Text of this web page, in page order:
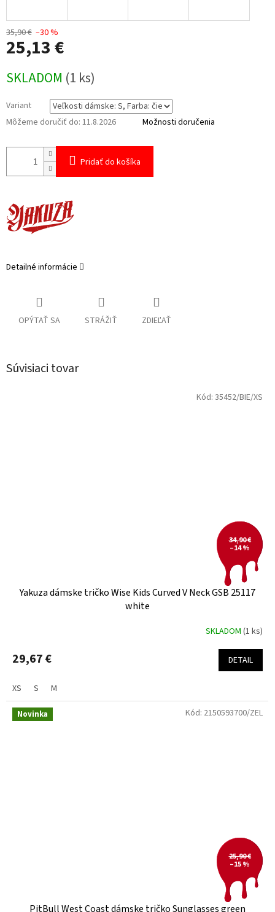
35,90 € –30 %
25,13 €
cena:
SKLADOM (1 ks)
Variant
Môžeme doručiť do: 11.8.2026 Možnosti doručenia
Pridať do košíka
Detailné informácie
OPÝTAŤ SA STRÁŽIŤ ZDIEĽAŤ
Súvisiaci tovar
34,90 €
–14 %
Yakuza dámske tričko Wise Kids Curved V Neck GSB 25117
white
SKLADOM (1 ks)
29,67 € DETAIL
XS S M
Kód: 35452/BIE/XS
Novinka
25,90 €
–15 %
PitBull West Coast dámske tričko Sunglasses green
Kód: 2150593700/ZEL